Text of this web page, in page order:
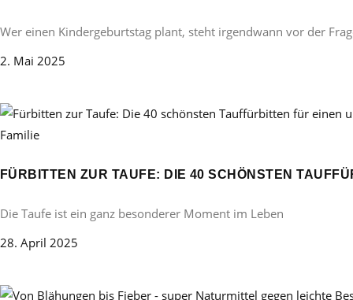
Wer einen Kindergeburtstag plant, steht irgendwann vor der
2. Mai 2025
Familie
FÜRBITTEN ZUR TAUFE: DIE 40 SCHÖNSTEN
Die Taufe ist ein ganz besonderer Moment im Leben
28. April 2025